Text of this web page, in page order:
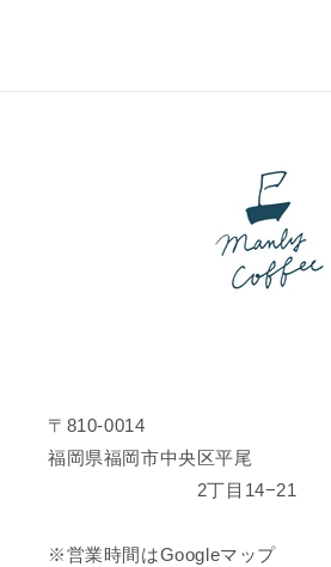
〒810-0014
福岡県福岡市中央区平尾
2丁目14−21
※営業時間はGoogleマップ